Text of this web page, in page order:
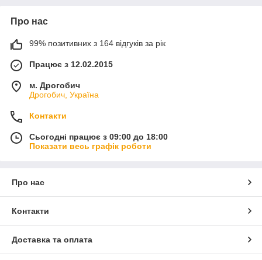
Про нас
99% позитивних з 164 відгуків за рік
Працює з 12.02.2015
м. Дрогобич
Дрогобич, Україна
Контакти
Сьогодні працює з 09:00 до 18:00
Показати весь графік роботи
Про нас
Контакти
Доставка та оплата